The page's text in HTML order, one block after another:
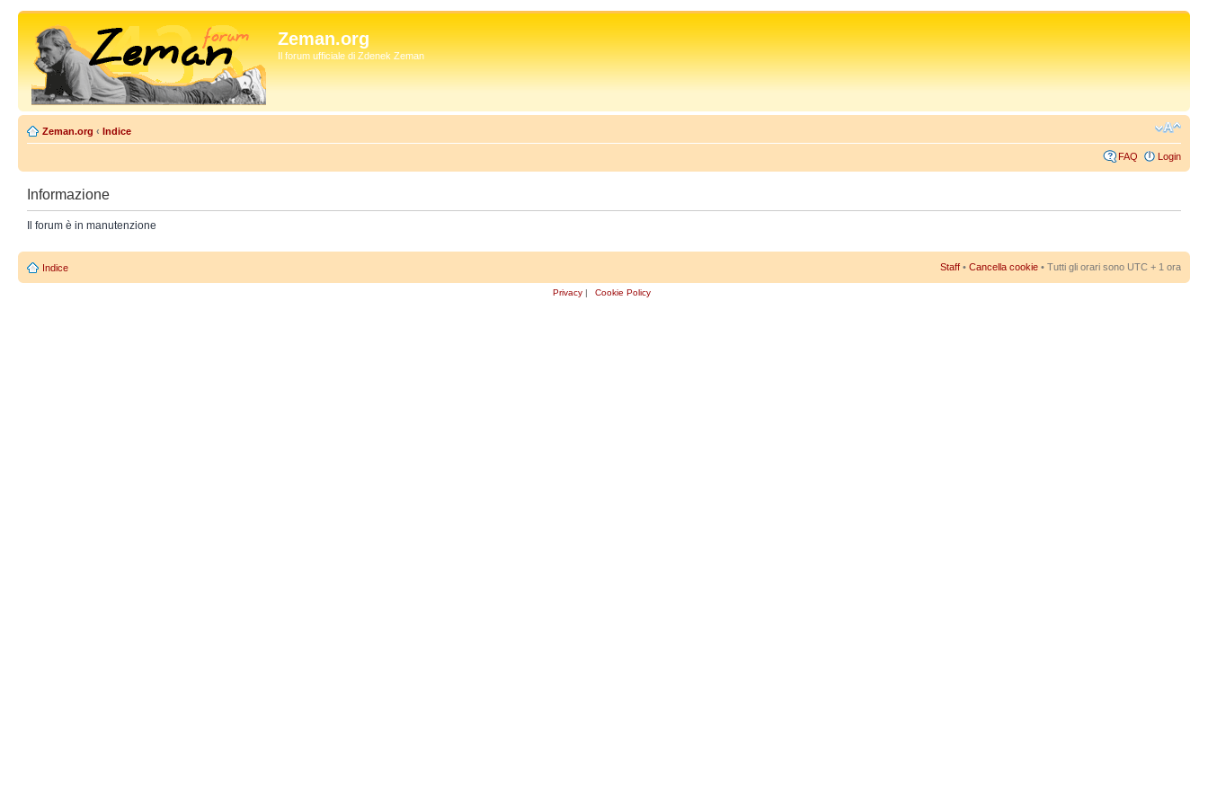
Zeman.org
Il forum ufficiale di Zdenek Zeman
Zeman.org ‹ Indice
FAQ Login
Informazione
Il forum è in manutenzione
Indice Staff • Cancella cookie • Tutti gli orari sono UTC + 1 ora
Privacy | Cookie Policy